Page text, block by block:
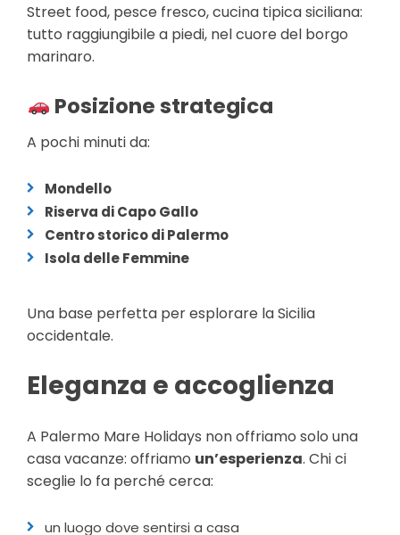
Street food, pesce fresco, cucina tipica siciliana:
tutto raggiungibile a piedi, nel cuore del borgo
marinaro.
Posizione strategica
A pochi minuti da:
Mondello
Riserva di Capo Gallo
Centro storico di Palermo
Isola delle Femmine
Una base perfetta per esplorare la Sicilia
occidentale.
Eleganza e accoglienza
A Palermo Mare Holidays non offriamo solo una
casa vacanze: offriamo un’esperienza. Chi ci
sceglie lo fa perché cerca:
un luogo dove sentirsi a casa